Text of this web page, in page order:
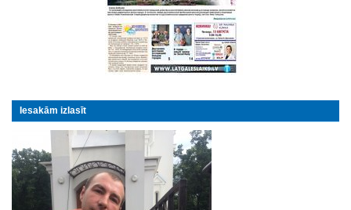
Iesakām izlasīt